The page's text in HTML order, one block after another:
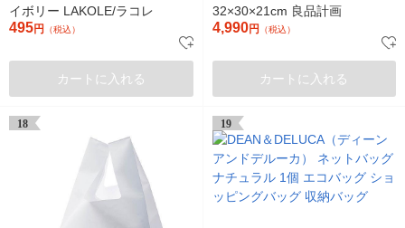
イボリー LAKOLE/ラコレ
495円 （税込）
カートに入れる
32×30×21cm 良品計画
4,990円 （税込）
カートに入れる
18 19